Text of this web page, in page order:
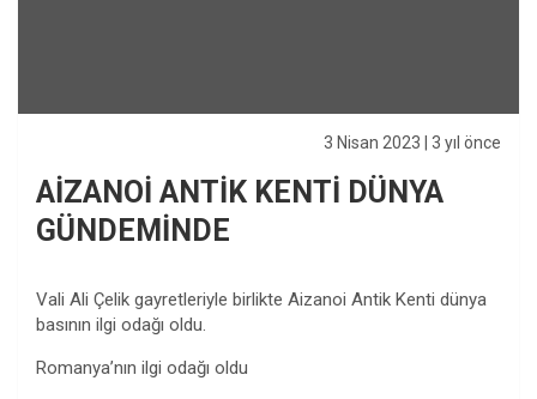
3 Nisan 2023 | 3 yıl önce
AİZANOİ ANTİK KENTİ DÜNYA
GÜNDEMİNDE
Vali Ali Çelik gayretleriyle birlikte Aizanoi Antik Kenti dünya
basının ilgi odağı oldu.
Romanya’nın ilgi odağı oldu